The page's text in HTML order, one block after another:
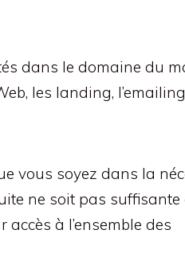
dans le domaine du
les landing,
vous soyez dans la
ne soit pas suffisante
accès à l’ensemble des